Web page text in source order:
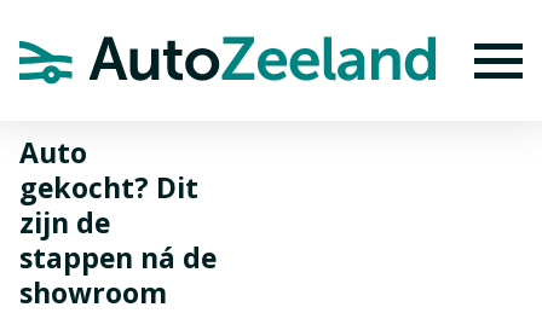
showroom
Auto
gekocht? Dit
zijn de
stappen ná de
showroom